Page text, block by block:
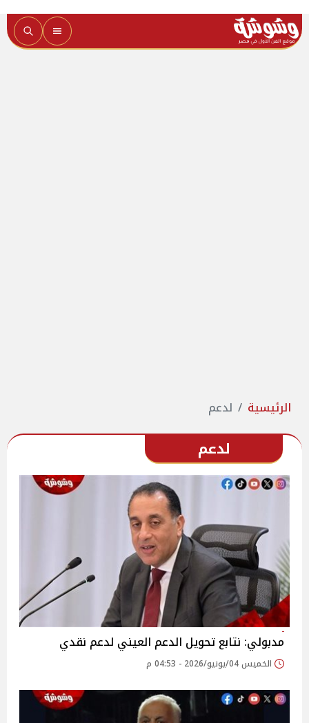
الرئيسية لدعم
لدعم
مدبولي: نتابع تحويل الدعم العيني لدعم نقدي
الخميس 04/يونيو/2026 - 04:53 م